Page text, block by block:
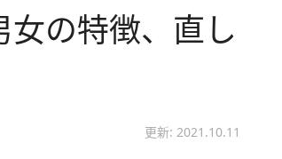
の特徴、直し
更新: 2021.10.11